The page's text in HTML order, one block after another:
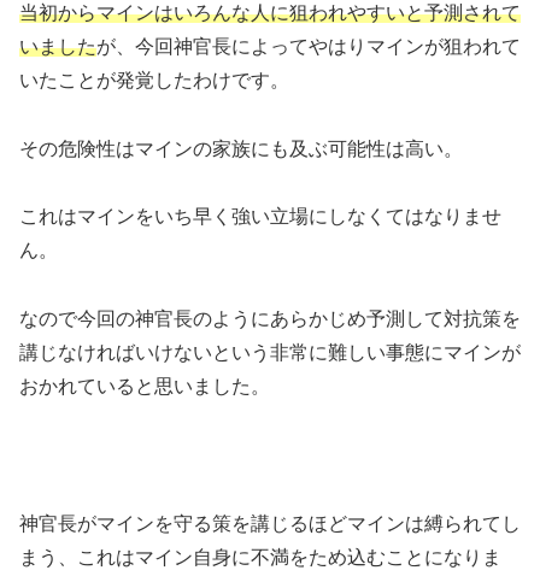
当初からマインはいろんな人に狙われやすいと予測されて
いましたが、今回神官長によってやはりマインが狙われて
いたことが発覚したわけです。
その危険性はマインの家族にも及ぶ可能性は高い。
これはマインをいち早く強い立場にしなくてはなりませ
ん。
なので今回の神官長のようにあらかじめ予測して対抗策を
講じなければいけないという非常に難しい事態にマインが
おかれていると思いました。
神官長がマインを守る策を講じるほどマインは縛られてし
まう、これはマイン自身に不満をため込むことになりま